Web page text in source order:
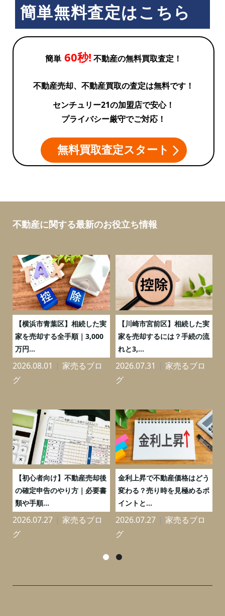
簡単無料査定はこちら
簡単 60秒! 不動産の無料買取査定！
不動産売却、不動産買取の査定は無料です！
センチュリー21の加盟店で安心！
プライバシー厳守でご対応！
無料買取査定スタート
不動産に関する最新のお役立ち情報
【横浜市青葉区】相続した実
家を売却する全手順｜3,000
万円...
2026.08.01
家売るブロ
グ
【川崎市宮前区】相続した実
家を売却するには？手続の流
れと3,...
2026.07.31
家売るブロ
グ
【初心者向け】不動産売却後
の確定申告のやり方｜必要書
類や手順...
2026.07.27
家売るブロ
グ
金利上昇で不動産価格はどう
変わる？売り時を見極めるポ
イントと...
2026.07.27
家売るブロ
グ